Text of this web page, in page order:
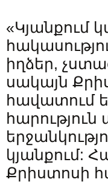
«Կյանքում
իղձեր,
սակայն
հավատում
կյանքում:
Քրիստոսի